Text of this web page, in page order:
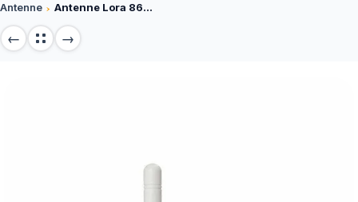
Antenne
Antenne Lora 868MHz pour Modules IoT et Arduino